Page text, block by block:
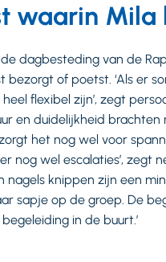
waarin Mila
dagbesteding van de
bezorgt of poetst. ‘Als er
flexibel zijn’, zegt
en duidelijkheid
het nog wel voor
nog wel escalaties’, zegt
nagels knippen zijn een
sapje op de groep. De
in de buurt.’